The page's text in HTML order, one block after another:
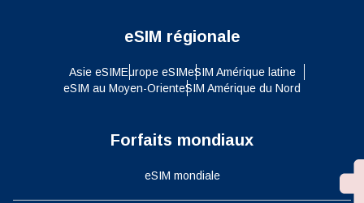
eSIM régionale
Asie eSIMEurope eSIMeSIM Amérique latine
eSIM au Moyen-OrienteSIM Amérique du Nord
Forfaits mondiaux
eSIM mondiale